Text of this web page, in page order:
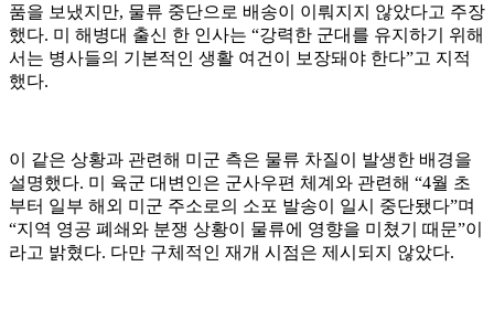
품을 보냈지만, 물류 중단으로 배송이 이뤄지지 않았다고 주장
했다. 미 해병대 출신 한 인사는 “강력한 군대를 유지하기 위해
서는 병사들의 기본적인 생활 여건이 보장돼야 한다”고 지적
했다.
이 같은 상황과 관련해 미군 측은 물류 차질이 발생한 배경을
설명했다. 미 육군 대변인은 군사우편 체계와 관련해 “4월 초
부터 일부 해외 미군 주소로의 소포 발송이 일시 중단됐다”며
“지역 영공 폐쇄와 분쟁 상황이 물류에 영향을 미쳤기 때문”이
라고 밝혔다. 다만 구체적인 재개 시점은 제시되지 않았다.